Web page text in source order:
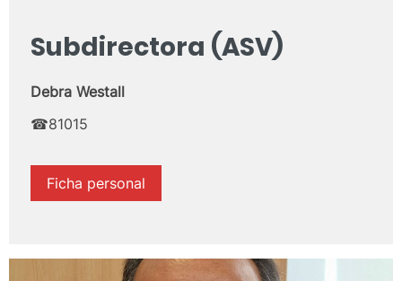
Subdirectora (ASV)
Debra Westall
☎81015
Ficha personal